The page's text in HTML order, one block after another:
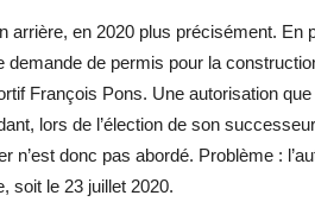
arrière, en 2020 plus précisément. En
demande de permis pour la
François Pons. Une autorisation que
lors de l’élection de son
n’est donc pas abordé. Problème :
soit le 23 juillet 2020.